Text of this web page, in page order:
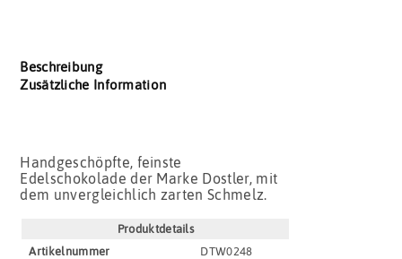
Beschreibung
Zusätzliche Information
Handgeschöpfte, feinste
Edelschokolade der Marke Dostler, mit
dem unvergleichlich zarten Schmelz.
Produktdetails
Artikel­nummer
DTW0248